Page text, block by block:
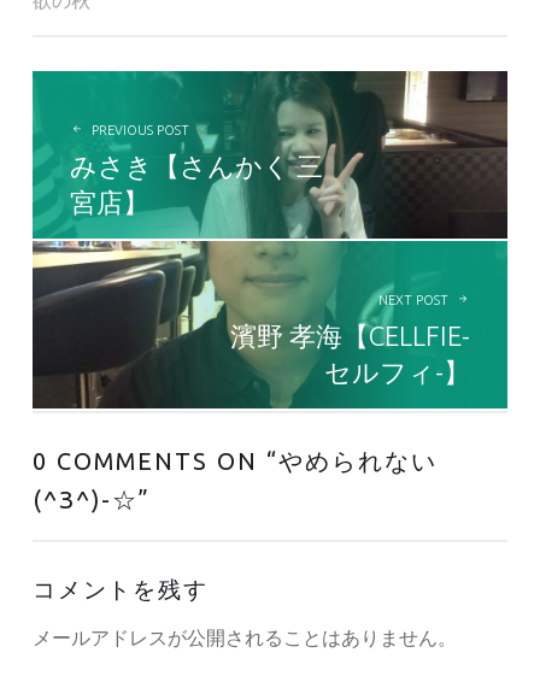
投稿ナビゲーション
PREVIOUS POST
みさき【さんかく 三
宮店】
NEXT POST
濱野 孝海【CELLFIE-
セルフィ-】
0 COMMENTS ON “やめられない
(^З^)-☆”
コメントを残す
メールアドレスが公開されることはありません。